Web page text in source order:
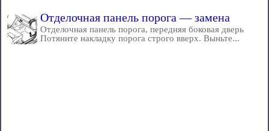
Отделочная панель порога — замена
Отделочная панель порога, передняя боковая дверь
Потяните накладку порога строго вверх. Выньте...